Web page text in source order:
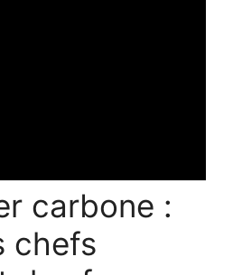
carbone :
chefs